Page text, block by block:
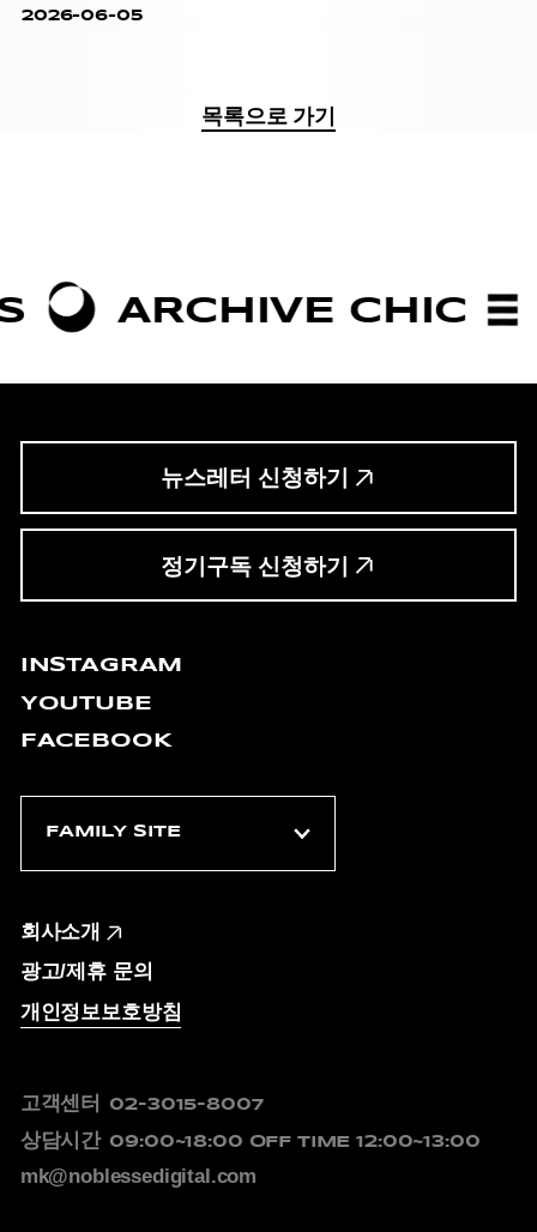
2026-06-05
목록으로 가기
CHIC
뉴스레터 신청하기
정기구독 신청하기
INSTAGRAM
YOUTUBE
FACEBOOK
회사소개
광고/제휴 문의
개인정보보호방침
고객센터 02-3015-8007
상담시간 09:00~18:00 OFF TIME 12:00~13:00
mk@noblessedigital.com